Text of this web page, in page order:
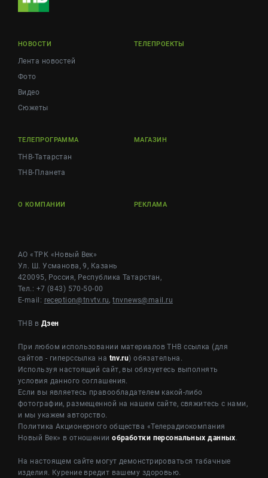
НОВОСТИ
Лента новостей
Фото
Видео
Сюжеты
ТЕЛЕПРОЕКТЫ
ТЕЛЕПРОГРАММА
ТНВ-Татарстан
ТНВ-Планета
МАГАЗИН
О КОМПАНИИ РЕКЛАМА
АО «ТРК «Новый Век»
Ул. Ш. Усманова, 9, Казань
420095, Россия, Республика Татарстан,
Тел.: +7 (843) 570-50-00
E-mail: reception@tnvtv.ru,tnvnews@mail.ru
ТНВ в Дзен
При любом использовании материалов ТНВ ссылка (для
сайтов - гиперссылка на tnv.ru) обязательна.
Используя настоящий сайт, вы обязуетесь выполнять
условия данного соглашения.
Если вы являетесь правообладателем какой-либо
фотографии, размещенной на нашем сайте, свяжитесь с нами,
и мы укажем авторство.
Политика Акционерного общества «Телерадиокомпания
Новый Век» в отношенииобработки персональных данных.
На настоящем сайте могут демонстрироваться табачные
изделия. Курение вредит вашему здоровью.